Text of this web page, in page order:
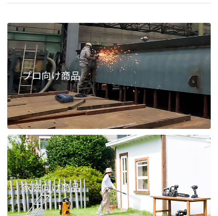
プロ向け商品
家庭向け商品